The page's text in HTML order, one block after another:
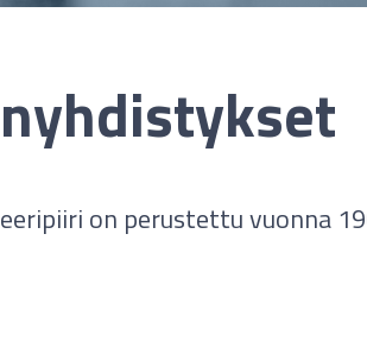
on perustettu vuonna